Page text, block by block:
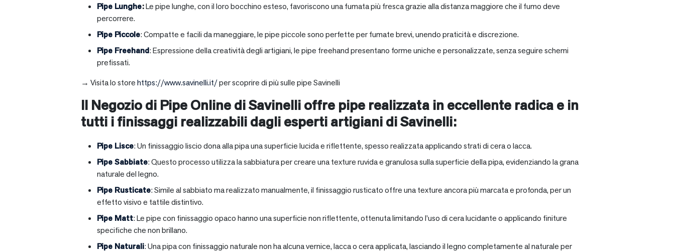
Pipe Lunghe:Le pipe lunghe, con il loro bocchino esteso, favoriscono una fumata più fresca grazie alla distanza maggiore che il fumo deve
percorrere.
Pipe Piccole: Compatte e facili da maneggiare, le pipe piccole sono perfette per fumate brevi, unendo praticità e discrezione.
Pipe Freehand: Espressione della creatività degli artigiani, le pipe freehand presentano forme uniche e personalizzate, senza seguire schemi
prefissati.
→ Visita lo storehttps://www.savinelli.it/per scoprire di più sulle pipe Savinelli
Il Negozio di Pipe Online di Savinelli offre pipe realizzata in eccellente radica e in
tutti i finissaggi realizzabili dagli esperti artigiani di Savinelli:
Pipe Lisce: Un finissaggio liscio dona alla pipa una superficie lucida e riflettente, spesso realizzata applicando strati di cera o lacca.
Pipe Sabbiate: Questo processo utilizza la sabbiatura per creare una texture ruvida e granulosa sulla superficie della pipa, evidenziando la grana
naturale del legno.
Pipe Rusticate: Simile al sabbiato ma realizzato manualmente, il finissaggio rusticato offre una texture ancora più marcata e profonda, per un
effetto visivo e tattile distintivo.
Pipe Matt: Le pipe con finissaggio opaco hanno una superficie non riflettente, ottenuta limitando l’uso di cera lucidante o applicando finiture
specifiche che non brillano.
Pipe Naturali: Una pipa con finissaggio naturale non ha alcuna vernice, lacca o cera applicata, lasciando il legno completamente al naturale per